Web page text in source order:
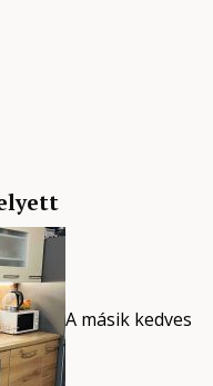
A másik kedves